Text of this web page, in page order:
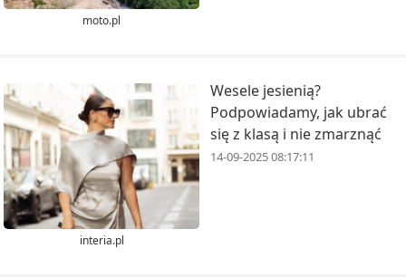
moto.pl
interia.pl
Wesele jesienią?
Podpowiadamy, jak ubrać
się z klasą i nie zmarznąć
14-09-2025 08:17:11